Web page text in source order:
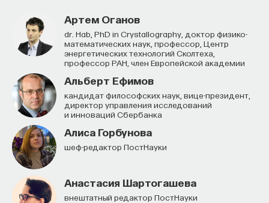
Артем Оганов
Dr. Hab, PhD in Crystallography, доктор физико-
математических наук, профессор, Центр
энергетических технологий Сколтеха,
профессор РАН, член Европейской академии
Альберт Ефимов
кандидат философских наук, вице-президент,
директор управления исследований
и инноваций Сбербанка
Алиса Горбунова
шеф-редактор ПостНауки
Анастасия Шартогашева
внештатный редактор ПостНауки